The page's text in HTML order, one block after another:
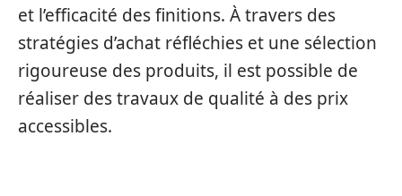
et l’efficacité des finitions. À travers des
stratégies d’achat réfléchies et une sélection
rigoureuse des produits, il est possible de
réaliser des travaux de qualité à des prix
accessibles.